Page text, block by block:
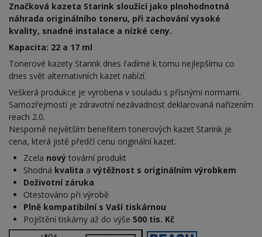
Značková kazeta Starink sloužící jako plnohodnotná
náhrada originálního toneru, při zachování vysoké
kvality, snadné instalace a nízké ceny.
Kapacita: 22 a 17 ml
Tonerové kazety Starink dnes řadíme k tomu nejlepšímu co
dnes svět alternativních kazet nabízí.
Veškerá produkce je vyrobena v souladu s přísnými normami.
Samozřejmostí je zdravotní nezávadnost deklarovaná nařízením
reach 2.0.
Nesporně největším benefitem tonerových kazet Starink je
cena, která jistě předčí cenu originální kazet.
Zcela nový tovární produkt
Shodná kvalita a výtěžnost s originálním výrobkem
Doživotní záruka
Otestováno při výrobě
Plně kompatibilní s Vaší tiskárnou
Pojištění tiskárny až do výše 500 tis. Kč